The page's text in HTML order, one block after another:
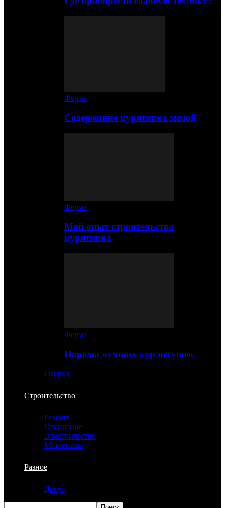
Ферма
Содержание курятника зимой
Ферма
Мой опыт строительства
курятника
Ферма
Породы лучших кур несушек
Огород
Строительство
Ремонт
Отопление
Электричество
Материалы
Разное
Досуг